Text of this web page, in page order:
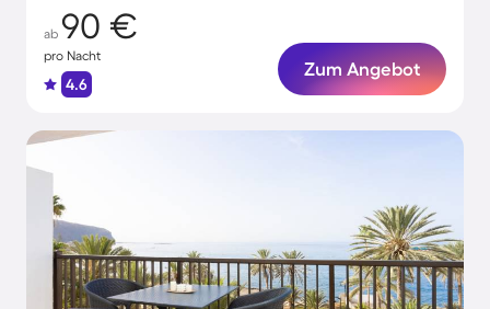
ab 90 €
pro Nacht
4.6
Zum Angebot